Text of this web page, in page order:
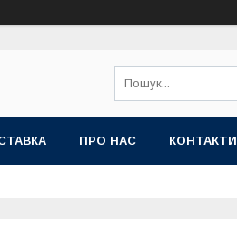
ПРО НАС КОНТАКТИ